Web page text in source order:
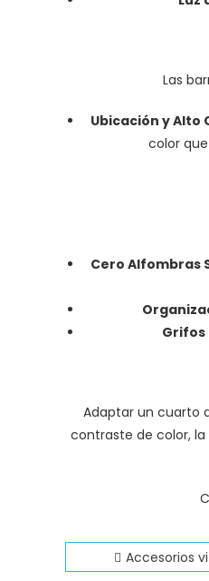
Las
Ubicación y Alto
color
Cero Alfombras
Grifos
Adaptar un cuarto
contraste de color,
Accesorios